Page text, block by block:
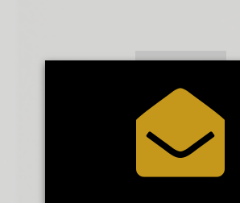
Ons
verhaal